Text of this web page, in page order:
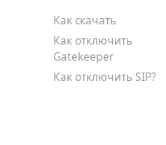
Как скачать
Как отключить
Gatekeeper
Как отключить SIP?